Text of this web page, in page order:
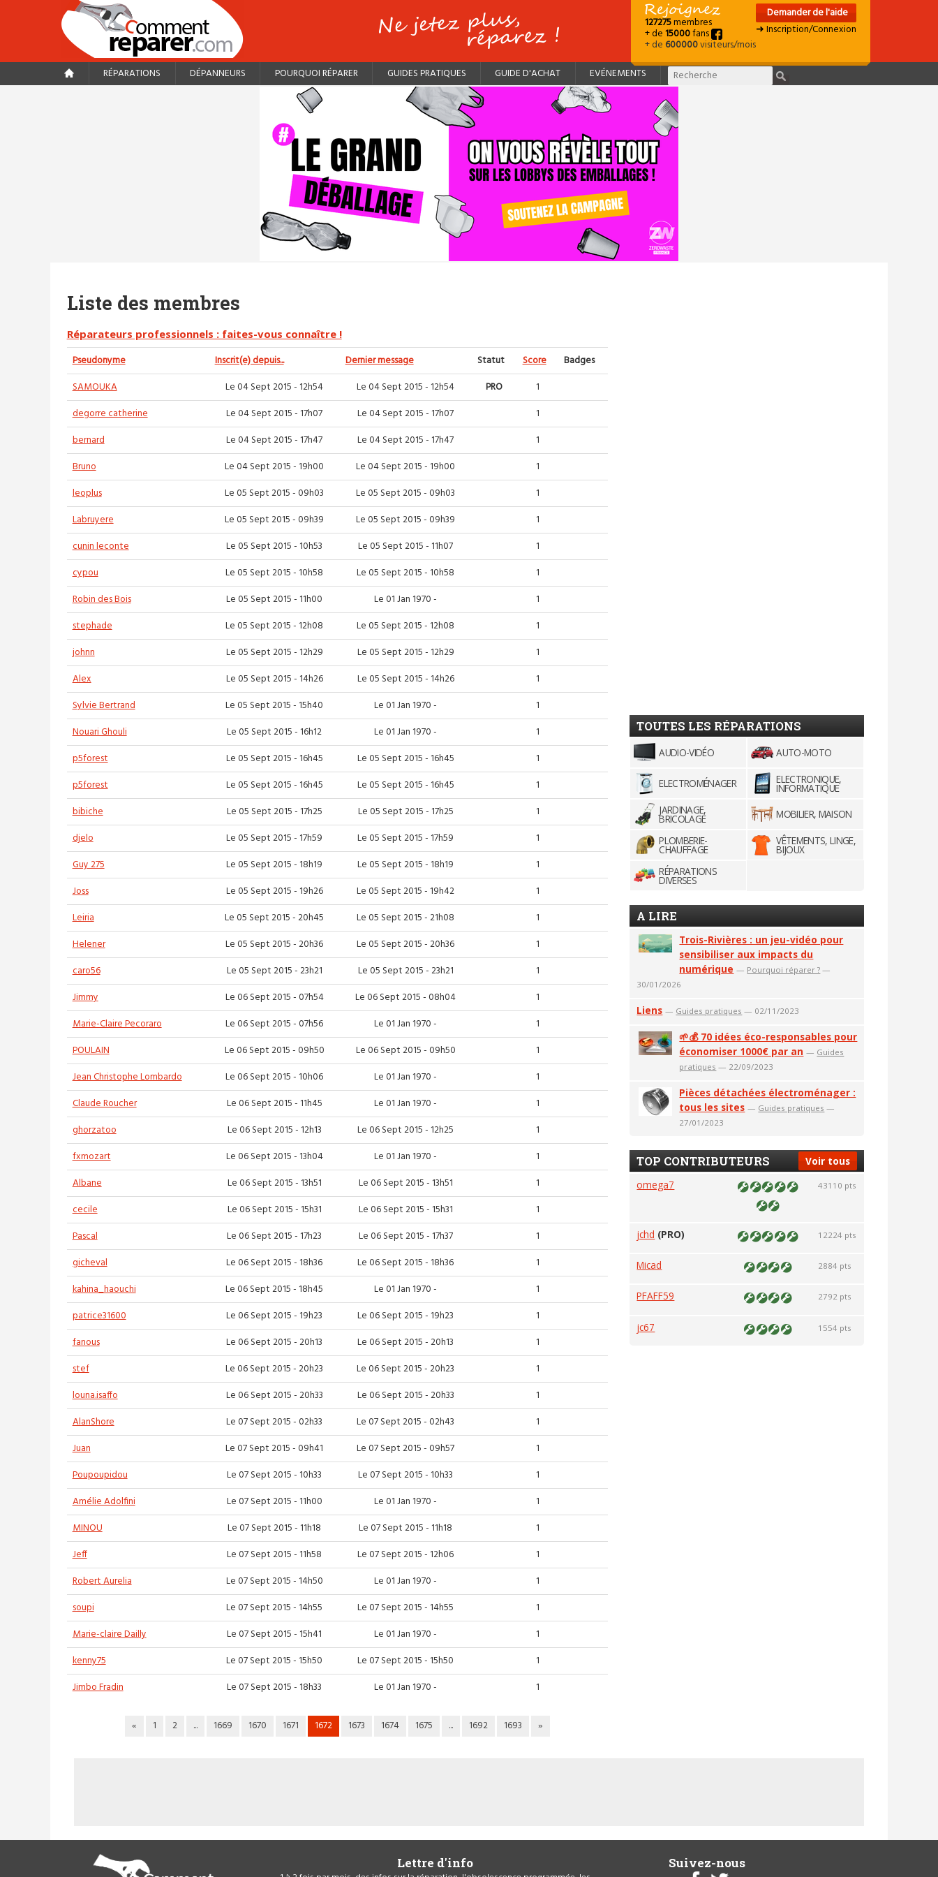
127275membres
+ de15000fans
+ de600000visiteurs/mois
Demander de l'aide
➜ Inscription/Connexion
RÉPARATIONS DÉPANNEURS POURQUOI RÉPARER GUIDES PRATIQUES GUIDE D'ACHAT EVÉNEMENTS
Liste des membres
Réparateurs professionnels : faites-vous connaître !
Pseudonyme Inscrit(e) depuis... Dernier message Statut Score
Badges
SAMOUKA
Le 04 Sept 2015 - 12h54 Le 04 Sept 2015 - 12h54 PRO
1
degorre catherine
Le 04 Sept 2015 - 17h07 Le 04 Sept 2015 - 17h07
1
bernard
Le 04 Sept 2015 - 17h47 Le 04 Sept 2015 - 17h47
1
Bruno
Le 04 Sept 2015 - 19h00 Le 04 Sept 2015 - 19h00
1
leoplus
Le 05 Sept 2015 - 09h03 Le 05 Sept 2015 - 09h03
1
Labruyere
Le 05 Sept 2015 - 09h39 Le 05 Sept 2015 - 09h39
1
cunin leconte
Le 05 Sept 2015 - 10h53 Le 05 Sept 2015 - 11h07
1
cypou
Le 05 Sept 2015 - 10h58 Le 05 Sept 2015 - 10h58
1
Robin des Bois
Le 05 Sept 2015 - 11h00 Le 01 Jan 1970 -
1
stephade
Le 05 Sept 2015 - 12h08 Le 05 Sept 2015 - 12h08
1
johnn
Le 05 Sept 2015 - 12h29 Le 05 Sept 2015 - 12h29
1
Alex
Le 05 Sept 2015 - 14h26 Le 05 Sept 2015 - 14h26
1
Sylvie Bertrand
Le 05 Sept 2015 - 15h40 Le 01 Jan 1970 -
1
Nouari Ghouli
Le 05 Sept 2015 - 16h12 Le 01 Jan 1970 -
1
p5forest
Le 05 Sept 2015 - 16h45 Le 05 Sept 2015 - 16h45
1
p5forest
Le 05 Sept 2015 - 16h45 Le 05 Sept 2015 - 16h45
1
bibiche
Le 05 Sept 2015 - 17h25 Le 05 Sept 2015 - 17h25
1
djelo
Le 05 Sept 2015 - 17h59 Le 05 Sept 2015 - 17h59
1
Guy 275
Le 05 Sept 2015 - 18h19 Le 05 Sept 2015 - 18h19
1
Joss
Le 05 Sept 2015 - 19h26 Le 05 Sept 2015 - 19h42
1
Leiria
Le 05 Sept 2015 - 20h45 Le 05 Sept 2015 - 21h08
1
Helener
Le 05 Sept 2015 - 20h36 Le 05 Sept 2015 - 20h36
1
caro56
Le 05 Sept 2015 - 23h21 Le 05 Sept 2015 - 23h21
1
Jimmy
Le 06 Sept 2015 - 07h54 Le 06 Sept 2015 - 08h04
1
Marie-Claire Pecoraro
Le 06 Sept 2015 - 07h56 Le 01 Jan 1970 -
1
POULAIN
Le 06 Sept 2015 - 09h50 Le 06 Sept 2015 - 09h50
1
Jean Christophe Lombardo
Le 06 Sept 2015 - 10h06 Le 01 Jan 1970 -
1
Claude Roucher
Le 06 Sept 2015 - 11h45 Le 01 Jan 1970 -
1
ghorzatoo
Le 06 Sept 2015 - 12h13 Le 06 Sept 2015 - 12h25
1
fxmozart
Le 06 Sept 2015 - 13h04 Le 01 Jan 1970 -
1
Albane
Le 06 Sept 2015 - 13h51 Le 06 Sept 2015 - 13h51
1
cecile
Le 06 Sept 2015 - 15h31 Le 06 Sept 2015 - 15h31
1
Pascal
Le 06 Sept 2015 - 17h23 Le 06 Sept 2015 - 17h37
1
gicheval
Le 06 Sept 2015 - 18h36 Le 06 Sept 2015 - 18h36
1
kahina_haouchi
Le 06 Sept 2015 - 18h45 Le 01 Jan 1970 -
1
patrice31600
Le 06 Sept 2015 - 19h23 Le 06 Sept 2015 - 19h23
1
fanous
Le 06 Sept 2015 - 20h13 Le 06 Sept 2015 - 20h13
1
stef
Le 06 Sept 2015 - 20h23 Le 06 Sept 2015 - 20h23
1
louna.isaffo
Le 06 Sept 2015 - 20h33 Le 06 Sept 2015 - 20h33
1
AlanShore
Le 07 Sept 2015 - 02h33 Le 07 Sept 2015 - 02h43
1
Juan
Le 07 Sept 2015 - 09h41 Le 07 Sept 2015 - 09h57
1
Poupoupidou
Le 07 Sept 2015 - 10h33 Le 07 Sept 2015 - 10h33
1
Amélie Adolfini
Le 07 Sept 2015 - 11h00 Le 01 Jan 1970 -
1
MINOU
Le 07 Sept 2015 - 11h18 Le 07 Sept 2015 - 11h18
1
Jeff
Le 07 Sept 2015 - 11h58 Le 07 Sept 2015 - 12h06
1
Robert Aurelia
Le 07 Sept 2015 - 14h50 Le 01 Jan 1970 -
1
soupi
Le 07 Sept 2015 - 14h55 Le 07 Sept 2015 - 14h55
1
Marie-claire Dailly
Le 07 Sept 2015 - 15h41 Le 01 Jan 1970 -
1
kenny75
Le 07 Sept 2015 - 15h50 Le 07 Sept 2015 - 15h50
1
Jimbo Fradin
Le 07 Sept 2015 - 18h33 Le 01 Jan 1970 - 1
« 1 2 ... 1669 1670 1671 1672 1673 1674 1675 ... 1692 1693 »
TOUTES LES RÉPARATIONS
AUDIO-VIDÉO AUTO-MOTO
ELECTROMÉNAGER ELECTRONIQUE,
INFORMATIQUE
JARDINAGE,
BRICOLAGE
MOBILIER, MAISON
PLOMBERIE-
CHAUFFAGE
VÊTEMENTS, LINGE,
BIJOUX
RÉPARATIONS
DIVERSES
A LIRE
Trois-Rivières : un jeu-vidéo pour
sensibiliser aux impacts du
numérique — Pourquoi réparer ? —
30/01/2026
Liens — Guides pratiques — 02/11/2023
🌱💰 70 idées éco-responsables pour
économiser 1000€ par an — Guides
pratiques — 22/09/2023
Pièces détachées électroménager :
tous les sites — Guides pratiques —
27/01/2023
Voir tous
TOP CONTRIBUTEURS
omega7 43110 pts
jchd (PRO) 12224 pts
Micad 2884 pts
PFAFF59 2792 pts
jc67 1554 pts
Lettre d'info Suivez-nous